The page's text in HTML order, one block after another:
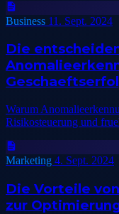
Business 11. Sept. 2024
Die
Warum
Risikosteuerung und
Marketing 4. Sept. 2024
Die Vorteile
zur